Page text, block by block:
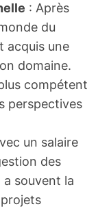
: Après
du
acquis une
domaine.
compétent
perspectives
un salaire
des
souvent la